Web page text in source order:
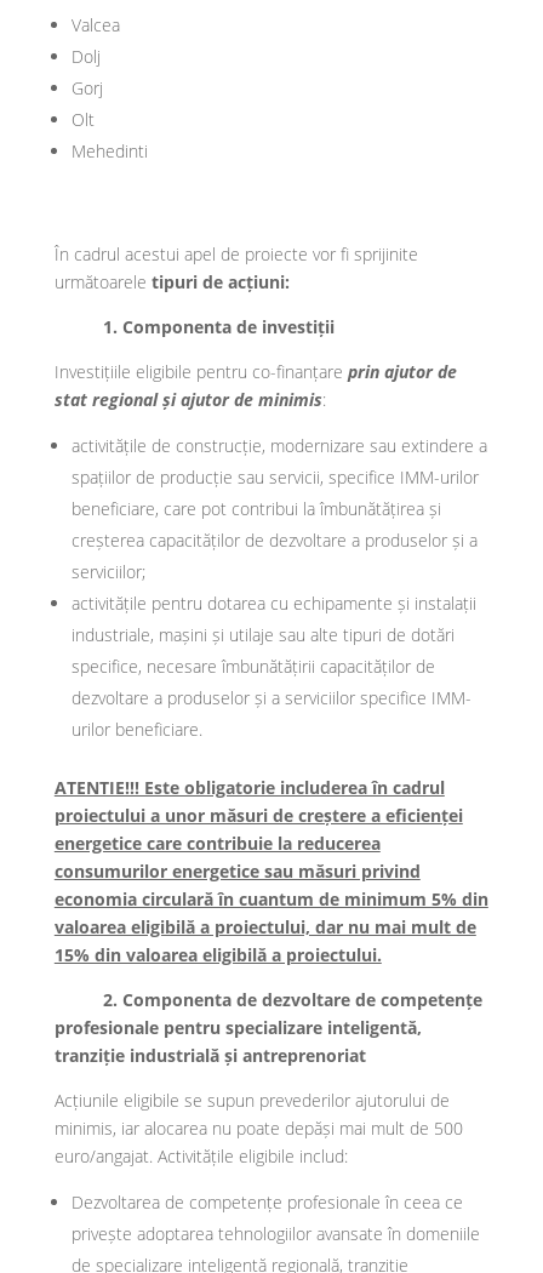
Valcea
Dolj
Gorj
Olt
Mehedinti
În cadrul acestui apel de proiecte vor fi sprijinite
următoarele tipuri de acțiuni:
1. Componenta de investiții
Investițiile eligibile pentru co-finanțare prin ajutor de
stat regional și ajutor de minimis:
activitățile de construcție, modernizare sau extindere a
spațiilor de producție sau servicii, specifice IMM-urilor
beneficiare, care pot contribui la îmbunătățirea și
creșterea capacităților de dezvoltare a produselor și a
serviciilor;
activitățile pentru dotarea cu echipamente și instalații
industriale, mașini și utilaje sau alte tipuri de dotări
specifice, necesare îmbunătățirii capacităților de
dezvoltare a produselor și a serviciilor specifice IMM-
urilor beneficiare.
ATENTIE!!! Este obligatorie includerea în cadrul
proiectului a unor măsuri de creștere a eficienței
energetice care contribuie la reducerea
consumurilor energetice sau măsuri privind
economia circulară în cuantum de minimum 5% din
valoarea eligibilă a proiectului, dar nu mai mult de
15% din valoarea eligibilă a proiectului.
2. Componenta de dezvoltare de competențe
profesionale pentru specializare inteligentă,
tranziție industrială și antreprenoriat
Acțiunile eligibile se supun prevederilor ajutorului de
minimis, iar alocarea nu poate depăși mai mult de 500
euro/angajat. Activitățile eligibile includ:
Dezvoltarea de competențe profesionale în ceea ce
privește adoptarea tehnologiilor avansate în domeniile
de specializare inteligentă regională, tranziție